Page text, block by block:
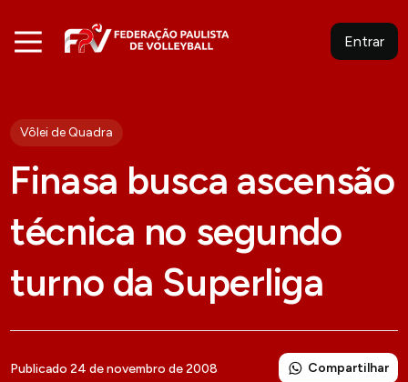
Entrar
Vôlei de Quadra
Finasa busca ascensão
técnica no segundo
turno da Superliga
Publicado 24 de novembro de 2008 Compartilhar